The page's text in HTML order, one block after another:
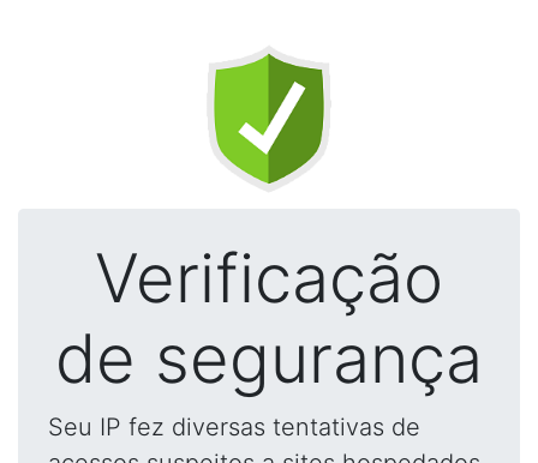
Verificação
de segurança
Seu IP fez diversas tentativas de